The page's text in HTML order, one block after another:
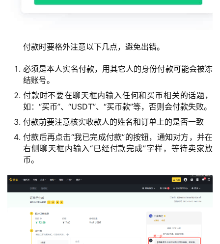
情
析
常
见
付款时要格外注意以下几点，避免出错。
必须是本人实名付款，用其它人的身份付款可能会被冻
结账号。
付款时不要在聊天框内输入任何和买币相关的话题，
如：“买币”、“USDT”、“买币款”等，否则会付款失败。
付款前要注意核实收款人的姓名和订单上的是否一致
付款后再点击“我已完成付款”的按钮，通知对方，并在
右侧聊天框内输入“已经付款完成”字样，等待卖家放
币。